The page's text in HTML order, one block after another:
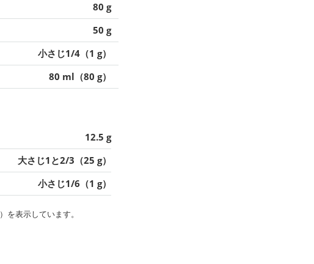
80 g
50 g
小さじ1/4（1 g）
80 ml（80 g）
12.5 g
大さじ1と2/3（25 g）
小さじ1/6（1 g）
表示しています。